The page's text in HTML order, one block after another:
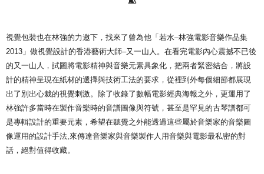
視覺包裝也在林強的力邀下，找來了曾為他「若水–林強電影音樂作品集
2013」做視覺設計的香港藝術大師–又一山人。在看完電影內心震撼不已後
的又一山人，試圖將電影精神與音樂元素具象化，把兩者緊密結合，將設
計的精神呈現在紙材的選擇與技術工法的要求，從裡到外每個細節都展現
出了別出心裁的視覺刺激。除了收錄了數幅電影經典海報之外，更運用了
林強許多當時在製作音樂時的音譜圖像與符號，甚至是罕見的古琴譜都可
是專輯設計的重要元素，希望在聽覺之外能透過這些屬於音樂家的音樂圖
像運用的設計手法,來傳達音樂家與音樂製作人用音樂與電影最私密的對
話，絕對值得收藏。